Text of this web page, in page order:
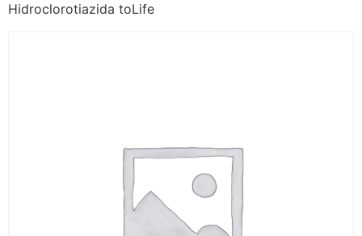
Hidroclorotiazida toLife